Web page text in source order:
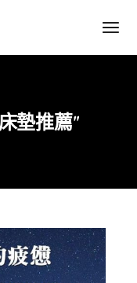
墊推薦"